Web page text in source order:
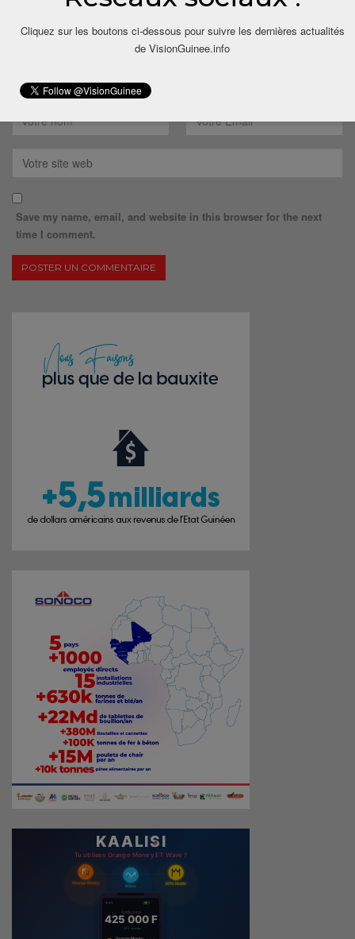
Save my name, email, and website in this browser for the next
time I comment.
Cliquez sur les boutons ci-dessous pour suivre les dernières actualités
de VisionGuinee.info